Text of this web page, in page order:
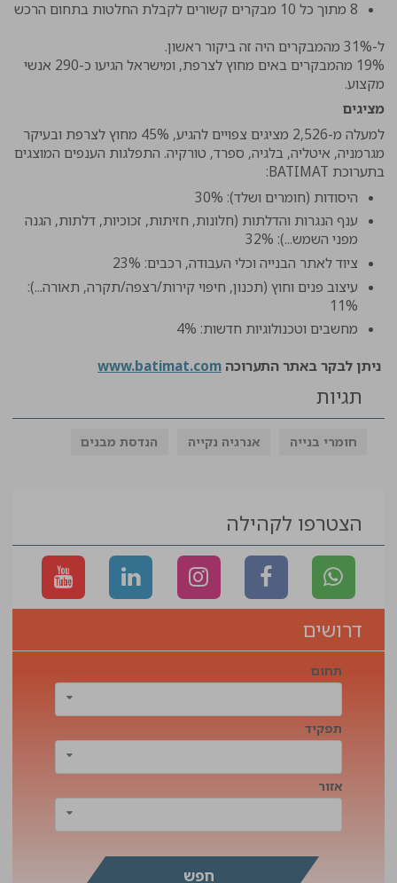
8 מתוך כל 10 מבקרים קשורים לקבלת החלטות בתחום הרכש
ל-31% מהמבקרים היה זה ביקור ראשון.
19% מהמבקרים באים מחוץ לצרפת, ומישראל הגיעו כ-290 אנשי
מקצוע.
מציגים
למעלה מ-2,526 מציגים צפויים להגיע, 45% מחוץ לצרפת ובעיקר
מגרמניה, איטליה, בלגיה, ספרד, טורקיה. התפלגות הענפים המוצגים
בתערוכת BATIMAT:
היסודות (חומרים ושלד): 30%
ענף הנגרות והדלתות (חלונות, חזיתות, זכוכיות, דלתות, הגנה
מפני השמש...): 32%
ציוד לאתר הבנייה וכלי העבודה, רכבים: 23%
עיצוב פנים וחוץ (תכנון, חיפוי קירות/רצפה/תקרה, תאורה...):
11%
מחשבים וטכנולוגיות חדשות: 4%
ניתן לבקר באתר התערוכה www.batimat.com
תגיות
חומרי בנייה אנרגיה נקייה הנדסת מבנים
הצטרפו לקהילה
דרושים
תחום
תפקיד
אזור